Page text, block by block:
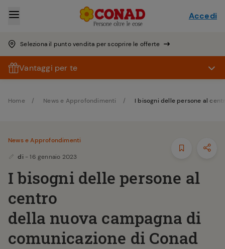
Seleziona il punto vendita per scoprire le offerte
Accedi
Vantaggi per te
Home News e Approfondimenti I bisogni delle persone al
News e Approfondimenti
di - 16 gennaio 2023
I bisogni delle persone al
centro
della nuova campagna di
comunicazione di Conad